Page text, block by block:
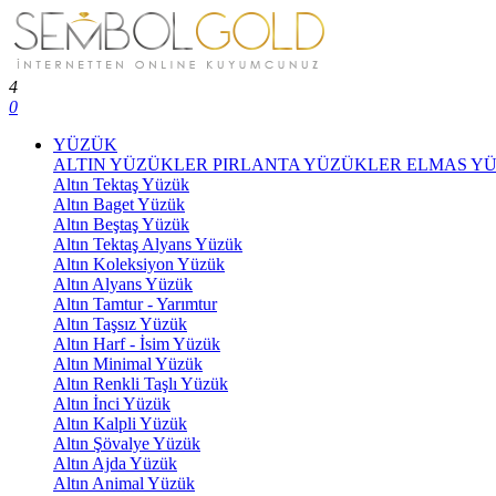
4
0
YÜZÜK
ALTIN YÜZÜKLER PIRLANTA YÜZÜKLER ELMAS
Altın Tektaş Yüzük
Altın Baget Yüzük
Altın Beştaş Yüzük
Altın Tektaş Alyans Yüzük
Altın Koleksiyon Yüzük
Altın Alyans Yüzük
Altın Tamtur - Yarımtur
Altın Taşsız Yüzük
Altın Harf - İsim Yüzük
Altın Minimal Yüzük
Altın Renkli Taşlı Yüzük
Altın İnci Yüzük
Altın Kalpli Yüzük
Altın Şövalye Yüzük
Altın Ajda Yüzük
Altın Animal Yüzük